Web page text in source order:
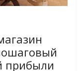
прибыли